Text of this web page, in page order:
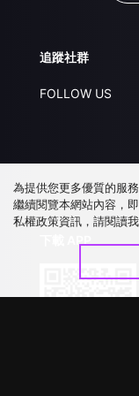
追蹤社群
FOLLOW US
為提供您更多優質的服
繼續閱覽本網站內容，
私權政策資訊，請閱讀